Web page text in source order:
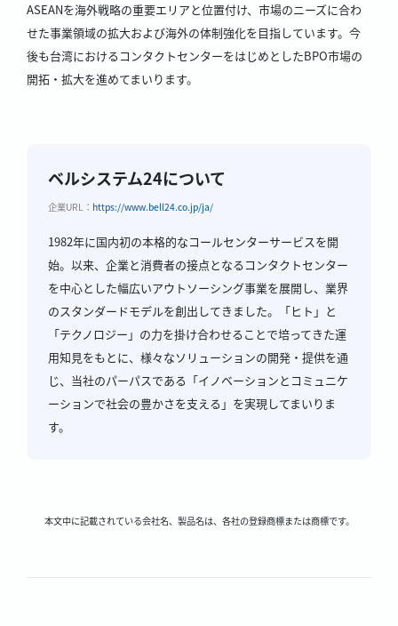
ASEANを海外戦略の重要エリアと位置付け、市場のニーズに合わ
せた事業領域の拡大および海外の体制強化を目指しています。今
後も台湾におけるコンタクトセンターをはじめとしたBPO市場の
開拓・拡大を進めてまいります。
ベルシステム24について
企業URL： https://www.bell24.co.jp/ja/
1982年に国内初の本格的なコールセンターサービスを開
始。以来、企業と消費者の接点となるコンタクトセンター
を中心とした幅広いアウトソーシング事業を展開し、業界
のスタンダードモデルを創出してきました。「ヒト」と
「テクノロジー」の力を掛け合わせることで培ってきた運
用知見をもとに、様々なソリューションの開発・提供を通
じ、当社のパーパスである「イノベーションとコミュニケ
ーションで社会の豊かさを支える」を実現してまいりま
す。
本文中に記載されている会社名、製品名は、各社の登録商標または商標です。